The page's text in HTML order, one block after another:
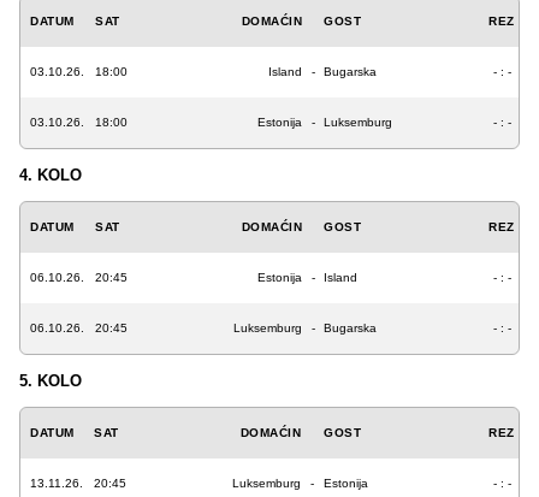
DATUM SAT DOMAĆIN GOST REZ
03.10.26. 18:00 Island - Bugarska - : -
03.10.26. 18:00 Estonija - Luksemburg - : -
4. KOLO
DATUM SAT DOMAĆIN GOST REZ
06.10.26. 20:45 Estonija - Island - : -
06.10.26. 20:45 Luksemburg - Bugarska - : -
5. KOLO
DATUM SAT DOMAĆIN GOST REZ
13.11.26. 20:45 Luksemburg - Estonija - : -